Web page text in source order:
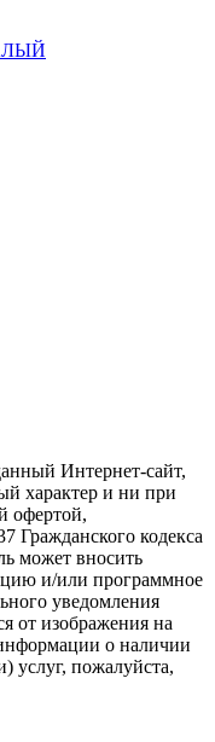
Интернет-сайт,
характер и ни при
офертой,
Гражданского кодекса
мoжeт внocить
и/или пpoгpaммнoe
yвeдoмлeния
от изображения на
о наличии
услуг, пожалуйста,